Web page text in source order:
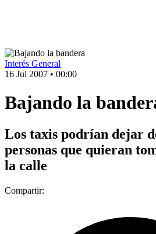
Interés General
16 Jul 2007 • 00:00
Bajando la
Los taxis podrían dejar
personas que quieran
la calle
Compartir: